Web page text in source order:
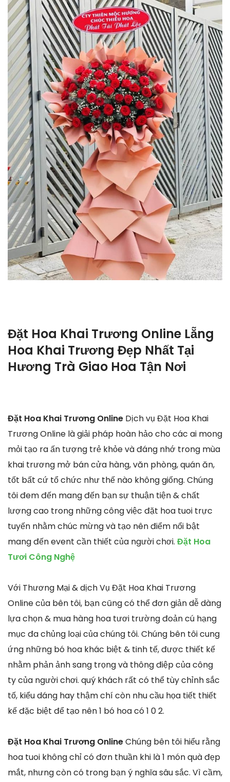
Đặt Hoa Khai Trương Online Lẵng
Hoa Khai Trương Đẹp Nhất Tại
Hương Trà Giao Hoa Tận Nơi
Đặt Hoa Khai Trương Online Dịch vụ Đặt Hoa Khai
Trương Online là giải pháp hoàn hảo cho các ai mong
mỏi tạo ra ấn tượng trẻ khỏe và đáng nhớ trong mùa
khai trương mở bán cửa hàng, văn phòng, quán ăn,
tốt bất cứ tổ chức như thế nào không giống. Chúng
tôi đem đến mang đến bạn sự thuận tiện & chất
lượng cao trong những công việc đặt hoa tuoi trực
tuyến nhằm chúc mừng và tạo nên điểm nổi bật
mang đến event cần thiết của người chơi. Đặt Hoa
Tươi Công Nghệ
Với Thương Mại & dịch Vụ Đặt Hoa Khai Trương
Online của bên tôi, bạn cũng có thể đơn giản dễ dàng
lựa chọn & mua hàng hoa tươi trường đoản cú hạng
mục đa chủng loại của chúng tôi. Chúng bên tôi cung
ứng những bó hoa khác biệt & tinh tế, được thiết kế
nhằm phản ảnh sang trọng và thông điệp của công
ty của người chơi. quý khách rất có thể tùy chỉnh sắc
tố, kiểu dáng hay thậm chí còn nhu cầu họa tiết thiết
kế đặc biệt để tạo nên 1 bó hoa có 1 0 2.
Đặt Hoa Khai Trương OnlineChúng bên tôi hiểu rằng
hoa tuoi không chỉ có đơn thuần khi là 1 món quà đẹp
mắt, nhưng còn có trong bạn ý nghĩa sâu sắc. Vì cầm,